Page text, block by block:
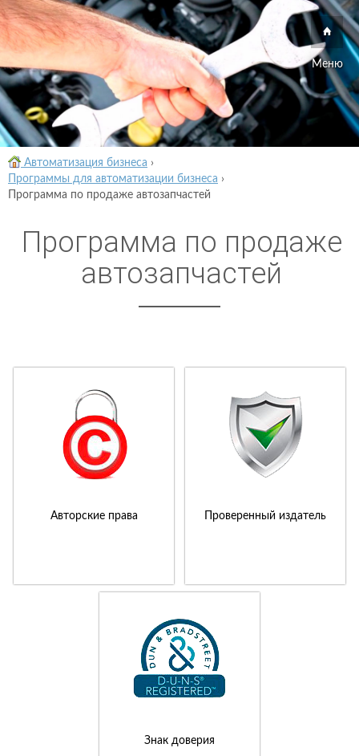
Меню
Автоматизация бизнеса ›
Программы для автоматизации бизнеса ›
Программа по продаже автозапчастей
Программа по продаже
автозапчастей
Авторские права Проверенный издатель
Знак доверия